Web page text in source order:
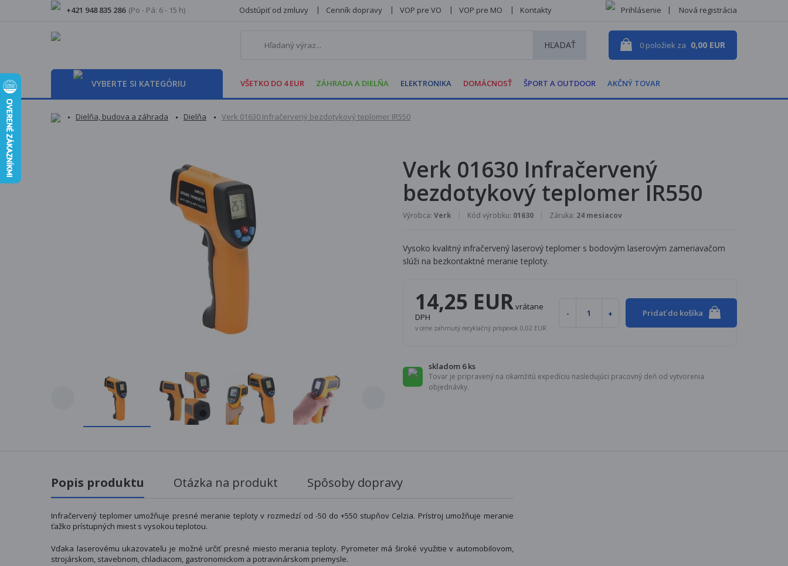
+421 948 835 286 (Po - Pá: 6 - 15 h) Odstúpiť od zmluvy Cenník dopravy VOP pre VO VOP pre MO Kontakty Prihlásenie Nová registrácia
VYBERTE SI KATEGÓRIU
HĽADAŤ 0 položiek za 0,00 EUR
VŠETKO DO 4 EUR ZÁHRADA A DIELŇA ELEKTRONIKA DOMÁCNOSŤ ŠPORT A OUTDOOR AKČNÝ TOVAR
Dielňa, budova a záhrada Dielňa Verk 01630 Infračervený bezdotykový teplomer IR550
Verk 01630 Infračervený
bezdotykový teplomer IR550
Výrobca: Verk Kód výrobku: 01630 Záruka: 24 mesiacov
Vysoko kvalitný infračervený laserový teplomer s bodovým laserovým zameriavačom
slúži na bezkontaktné meranie teploty.
14,25 EURvrátane
DPH
v cene zahrnutý recyklačný príspevok 0,02 EUR
Pridať do košíka
skladom 6 ks
Tovar je pripravený na okamžitú expedíciu nasledujúci pracovný deň od vytvorenia
objednávky.
Popis produktu Otázka na produkt Spôsoby dopravy
Infračervený teplomer umožňuje presné meranie teploty v rozmedzí od -50 do +550 stupňov Celzia. Prístroj umožňuje meranie
ťažko prístupných miest s vysokou teplotou.
Vďaka laserovému ukazovateľu je možné určiť presné miesto merania teploty. Pyrometer má široké využitie v automobilovom,
strojárskom, stavebnom, chladiacom, gastronomickom a potravinárskom priemysle.